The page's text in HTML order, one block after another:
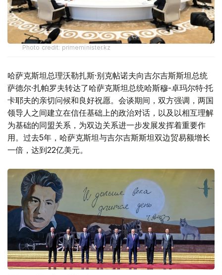
Photo credit: primeminister.kz
哈萨克斯坦总理沃勒扎斯·别克帖诺夫向吉尔吉斯斯坦总统
萨德尔·扎帕罗夫转达了哈萨克斯坦总统哈斯穆-卓玛尔特·托
卡耶夫的亲切问候和良好祝愿。会谈期间，双方强调，两国
领导人之间建立在信任基础上的政治对话，以及以相互理解
为基础的同盟关系，为双边关系进一步发展发挥着重要作
用。过去5年，哈萨克斯坦与吉尔吉斯斯坦双边贸易额增长
一倍，达到22亿美元。